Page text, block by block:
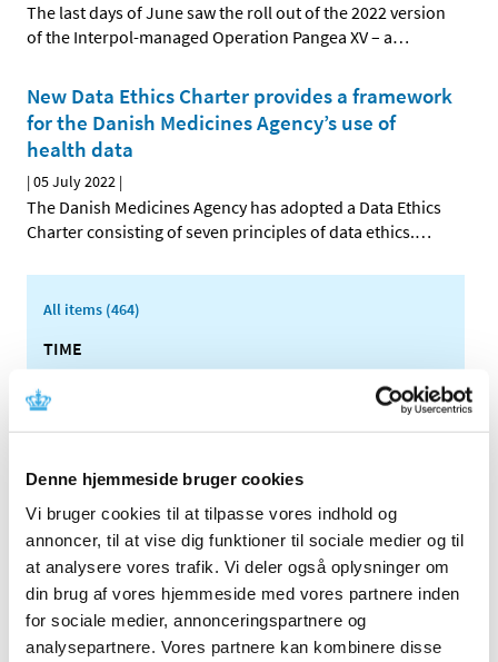
Denne hjemmeside bruger cookies
Vi bruger cookies til at tilpasse vores indhold og
annoncer, til at vise dig funktioner til sociale medier og til
at analysere vores trafik. Vi deler også oplysninger om
din brug af vores hjemmeside med vores partnere inden
for sociale medier, annonceringspartnere og
analysepartnere. Vores partnere kan kombinere disse
The last days of June saw the roll out of the 2022 version
of the Interpol-managed Operation Pangea XV – a…
New Data Ethics Charter provides a framework
for the Danish Medicines Agency’s use of
health data
|05 July 2022 |
The Danish Medicines Agency has adopted a Data Ethics
Charter consisting of seven principles of data ethics.…
All items (464)
TIME
2025 (23)
2023 (24)
2022 (20)
December (6)
November (1)
October (2)
August (2)
July (2)